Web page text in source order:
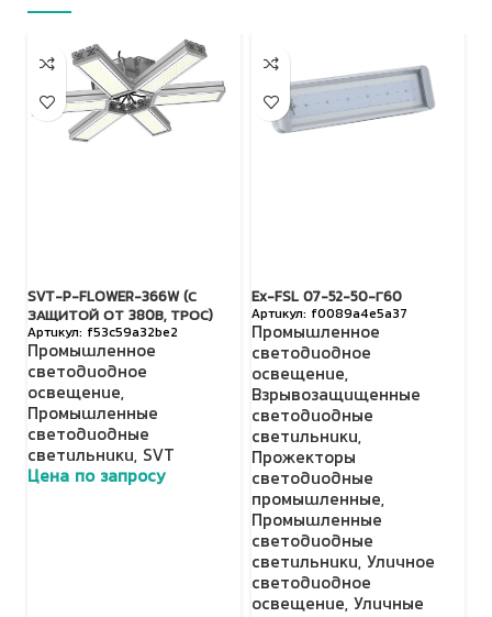
SVT-P-FLOWER-366W (С
ЗАЩИТОЙ ОТ 380В, ТРОС)
f53c59a32be2
Промышленное
светодиодное
освещение,
Промышленные
светодиодные
светильники, SVT
Цена по запросу
Ex-FSL 07-52-50-Г60
f0089a4e5a37
Промышленное
светодиодное
освещение,
Взрывозащищенные
светодиодные
светильники,
Прожекторы
светодиодные
промышленные,
Промышленные
светодиодные
светильники, Уличное
светодиодное
освещение, Уличные